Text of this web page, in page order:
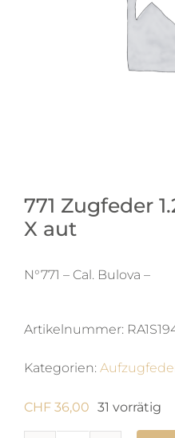
771 Zugfeder
X aut
N°771 – Cal. Bulova –
Artikelnummer:
Kategorien:
CHF36,00 31 vorrätig